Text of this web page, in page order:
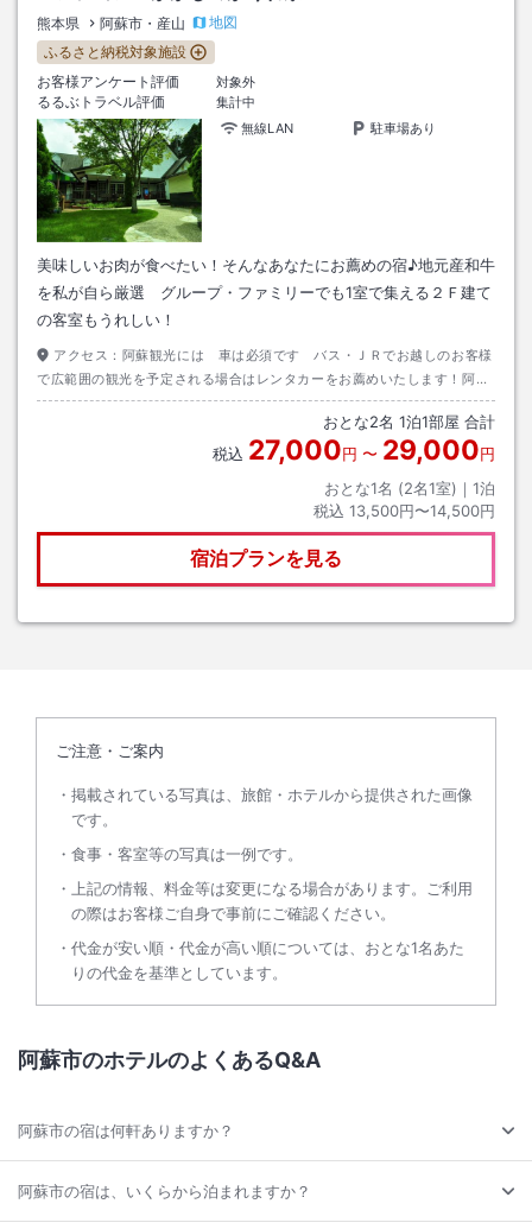
熊本県 阿蘇市・産山
地図
ふるさと納税対象施設
お客様アンケート評価
対象外
るるぶトラベル評価
集計中
無線LAN
駐車場あり
美味しいお肉が食べたい！そんなあなたにお薦めの宿♪地元産和牛
を私が自ら厳選 グループ・ファミリーでも1室で集える２Ｆ建て
の客室もうれしい！
アクセス： 阿蘇観光には 車は必須です バス・ＪＲでお越しのお客様
で広範囲の観光を予定される場合はレンタカーをお薦めいたします！阿蘇
駅前に駅前レンタカーがございます ご利用下さい！
おとな2名 1泊1部屋 合計
税込 27,000円 〜 29,000円
おとな1名 (2名1室)｜ 1泊
税込 13,500円〜14,500円
宿泊プランを見る
ご注意・ご案内
掲載されている写真は、旅館・ホテルから提供された画像
です。
食事・客室等の写真は一例です。
上記の情報、料金等は変更になる場合があります。ご利用
の際はお客様ご自身で事前にご確認ください。
代金が安い順・代金が高い順については、おとな1名あた
りの代金を基準としています。
阿蘇市のホテルのよくあるQ&A
阿蘇市の宿は何軒ありますか？
阿蘇市の宿は、いくらから泊まれますか？